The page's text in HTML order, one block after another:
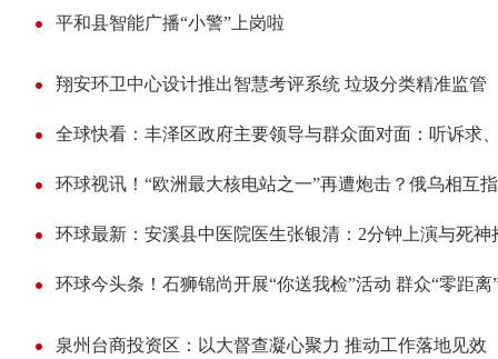
平和县智能广播“小警”上岗啦
翔安环卫中心设计推出智慧考评系统 垃圾分类精准监管
全球快看：丰泽区政府主要领导与群众面对面：听诉求
环球视讯！“欧洲最大核电站之一”再遭炮击？俄乌相互
环球最新：安溪县中医院医生张银清：2分钟上演与死神
环球今头条！石狮锦尚开展“你送我检”活动 群众“零距
泉州台商投资区：以大督查凝心聚力 推动工作落地见效